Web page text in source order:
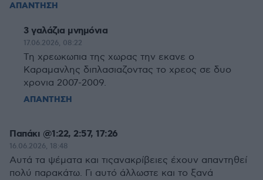
ΑΠΑΝΤΗΣΗ
3 γαλάζια μνημόνια
17.06.2026, 08:22
Τη χρεωκωπια της χωρας την εκανε ο
Καραμανλης διπλασιαζοντας το χρεος σε δυο
χρονια 2007-2009.
ΑΠΑΝΤΗΣΗ
Παπάκι @1:22, 2:57, 17:26
16.06.2026, 18:48
Αυτά τα ψέματα και τιςανακρίβειες έχουν απαντηθεί
πολύ παρακάτω. Γι αυτό άλλωστε και το ξανά